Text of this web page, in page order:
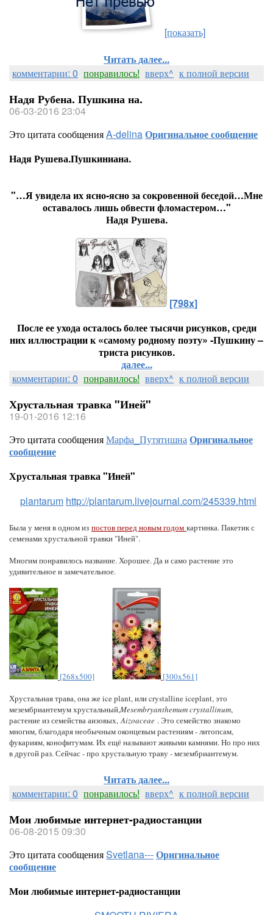
[показать]
Читать далее...
комментарии: 0 понравилось! вверх^ к полной версии
Надя Рубена. Пушкина на.
06-03-2016 23:04
Это цитата сообщенияA-delinaОригинальное сообщение
Надя Рушева.Пушкиниана.
"…Я увидела их ясно-ясно за сокровенной беседой…Мне
оставалось лишь обвести фломастером…"
Надя Рушева.
[798x]
После ее ухода осталось более тысячи рисунков, среди
них иллюстрации к «самому родному поэту» -Пушкину –
триста рисунков.
далее...
комментарии: 0 понравилось! вверх^ к полной версии
Хрустальная травка "Иней"
19-01-2016 12:16
Это цитата сообщенияМарфа_ПутятишнаОригинальное
сообщение
Хрустальная травка "Иней"
plantarum http://plantarum.livejournal.com/245339.html
Была у меня в одном из постов перед новым годом картинка. Пакетик с
семенами хрустальной травки "Иней".
Многим понравилось название. Хорошее. Да и само растение это
удивительное и замечательное.
[268x500]
[300x561]
Хрустальная трава, она же ice plant, или crystalline iceplant, это
мезембриантемум хрустальный,Mesembryanthemum crystallinum,
растение из семейства аизовых,Aizoaceae . Это семейство знакомо
многим, благодаря необычным оконцевым растениям - литопсам,
фукариям, конофитумам. Их ещё называют живыми камнями. Но про них
в другой раз. Сейчас - про хрустальную траву - мезембриантемум.
Читать далее...
комментарии: 0 понравилось! вверх^ к полной версии
Мои любимые интернет-радиостанции
06-08-2015 09:30
Это цитата сообщенияSvetlana---Оригинальное
сообщение
Мои любимые интернет-радиостанции